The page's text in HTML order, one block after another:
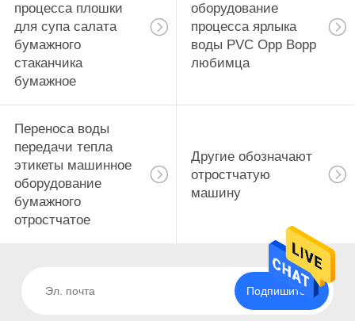
процесса плошки
для супа салата
бумажного
стаканчика
бумажное
оборудование
процесса ярлыка
воды PVC Opp Bopp
любимца
Переноса воды
передачи тепла
этикеты машинное
оборудование
бумажного
отростчатое
Другие обозначают
отростчатую
машину
Подпишитесь